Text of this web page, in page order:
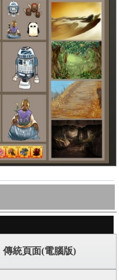
傳統頁面(電腦版)